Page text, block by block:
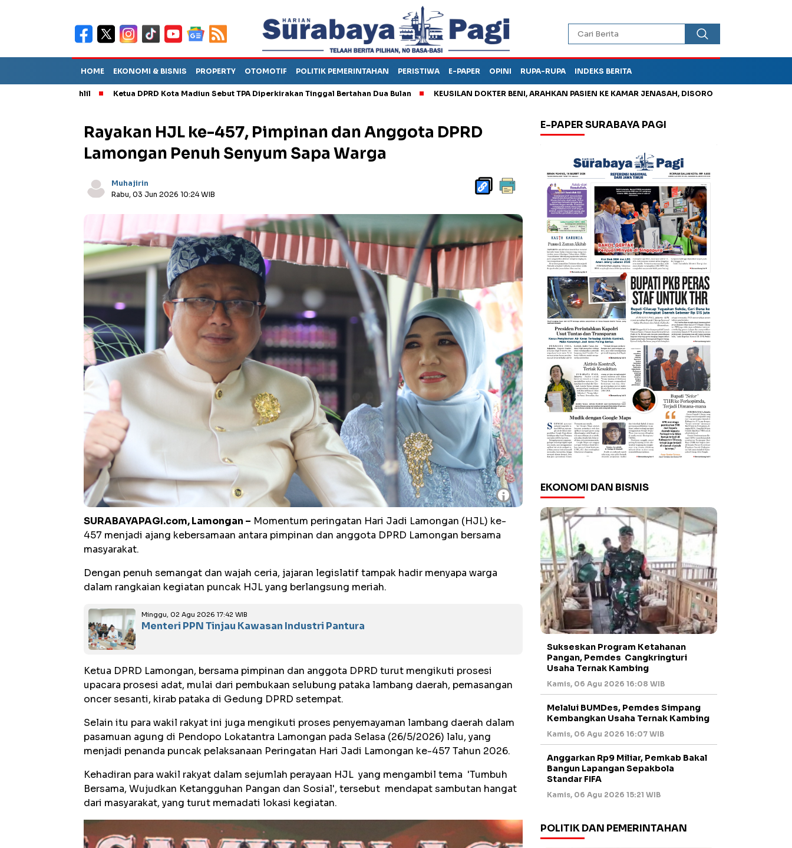
HOME EKONOMI & BISNIS PROPERTY OTOMOTIF POLITIK PEMERINTAHAN PERISTIWA E-PAPER OPINI RUPA-RUPA INDEKS BERITA
Ketua DPRD Kota Madiun Sebut TPA Diperkirakan Tinggal Bertahan Dua Bulan KEUSILAN DOKTER BENI, ARAHKAN PASIEN KE KAMAR JENASAH, DISOROT Korupsi Tunjangan
Rayakan HJL ke-457, Pimpinan dan Anggota DPRD
Lamongan Penuh Senyum Sapa Warga
Muhajirin
Rabu, 03 Jun 2026 10:24 WIB
i
SURABAYAPAGI.com, Lamongan – Momentum peringatan Hari Jadi Lamongan (HJL) ke-
457 menjadi ajang kebersamaan antara pimpinan dan anggota DPRD Lamongan bersama
masyarakat.
Dengan penuh semangat dan wajah ceria, jajaran legislatif tampak hadir menyapa warga
dalam rangkaian kegiatan puncak HJL yang berlangsung meriah.
Minggu, 02 Agu 2026 17:42 WIB
Menteri PPN Tinjau Kawasan Industri Pantura
Ketua DPRD Lamongan, bersama pimpinan dan anggota DPRD turut mengikuti prosesi
upacara prosesi adat, mulai dari pembukaan selubung pataka lambang daerah, pemasangan
oncer sesanti, kirab pataka di Gedung DPRD setempat.
Selain itu para wakil rakyat ini juga mengikuti proses penyemayaman lambang daerah dalam
pasamuan agung di Pendopo Lokatantra Lamongan pada Selasa (26/5/2026) lalu, yang
menjadi penanda puncak pelaksanaan Peringatan Hari Jadi Lamongan ke-457 Tahun 2026.
Kehadiran para wakil rakyat dalam sejumlah perayaan HJL yang mengambil tema 'Tumbuh
Bersama, Wujudkan Ketangguhan Pangan dan Sosial', tersebut mendapat sambutan hangat
dari masyarakat, yang turut memadati lokasi kegiatan.
E-PAPER SURABAYA PAGI
EKONOMI DAN BISNIS
Sukseskan Program Ketahanan
Pangan, Pemdes Cangkringturi
Usaha Ternak Kambing
Kamis, 06 Agu 2026 16:08 WIB
Melalui BUMDes, Pemdes Simpang
Kembangkan Usaha Ternak Kambing
Kamis, 06 Agu 2026 16:07 WIB
Anggarkan Rp9 Miliar, Pemkab Bakal
Bangun Lapangan Sepakbola
Standar FIFA
Kamis, 06 Agu 2026 15:21 WIB
POLITIK DAN PEMERINTAHAN